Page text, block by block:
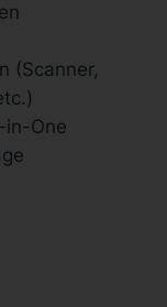
(Scanner,
in-One